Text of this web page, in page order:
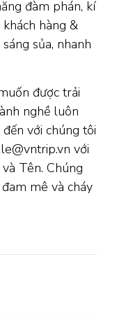
đàm phán, kí
hàng &
sủa, nhanh
được trải
nghề luôn
với chúng tôi
với
Tên. Chúng
mê và cháy